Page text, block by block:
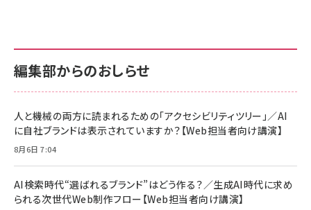
￥880
anan(アンアン)2026/06/24号 No.2500増刊
スペシャルエディション[王道エンタメの矜持／
￥1,100
年後半、あなたの恋と運命／山田涼介]
￥880
サポート正規品 メーカー保証5年 KLMEA128G
NIMASO ガラスフィルム iPhone 17 用 保護フィ
すい ガイド枠付き いPhone17 (6.3インチ) 対応
2枚セット DSP25F1698
￥1,599
【New】Amazon Fire TV Stick HD | 手軽にスト
レイヤー
￥6,980
サポート正規品 メーカー保証5年 KLMEA128G
Amazon eギフトカード - Amazonロゴ - クラ
￥5,000
ケーブル Anker絡まないケーブル 240W 結束バン
17 / 16 / 15 / Galaxy iPad Pro MacBook
Pro/Air 各種対応 (1.8m ミッドナイトブラック)
￥1,890
編集部からのおしらせ
人と機械の両方に読まれるための「アクセシビリティツリー」／AI
に自社ブランドは表示されていますか？【Web担当者向け講演】
8月6日 7:04
AI検索時代“選ばれるブランド”はどう作る？／生成AI時代に求め
られる次世代Web制作フロー【Web担当者向け講演】